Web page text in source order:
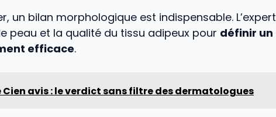
un bilan morphologique est indispensable. L’expert
peau et la qualité du tissu adipeux pour définir un
efficace.
Cien avis : le verdict sans filtre des dermatologues